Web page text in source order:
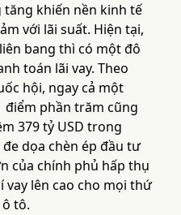
tăng khiến nền kinh tế
với lãi suất. Hiện tại,
bang thì có một đô
toán lãi vay. Theo
hội, ngay cả một
điểm phần trăm cũng
379 tỷ USD trong
dọa chèn ép đầu tư
của chính phủ hấp thụ
vay lên cao cho mọi thứ
tô.